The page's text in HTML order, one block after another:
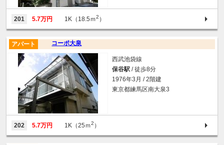
201 5.7万円 1K（18.5ｍ2 ）
コーポ大泉
アパート
西武池袋線
保谷駅 / 徒歩8分
1976年3月 / 2階建
東京都練馬区南大泉3
202 5.7万円 1K（25ｍ2 ）